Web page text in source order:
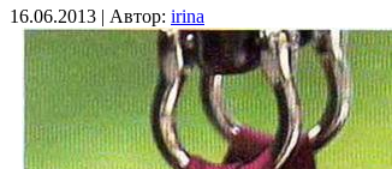
16.06.2013 | Автор: irina